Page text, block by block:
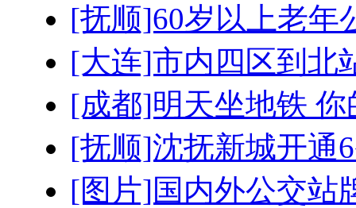
[抚顺]60岁以上老年
[大连]市内四区到北
[成都]明天坐地铁 你
[抚顺]沈抚新城开通
[图片]国内外公交站